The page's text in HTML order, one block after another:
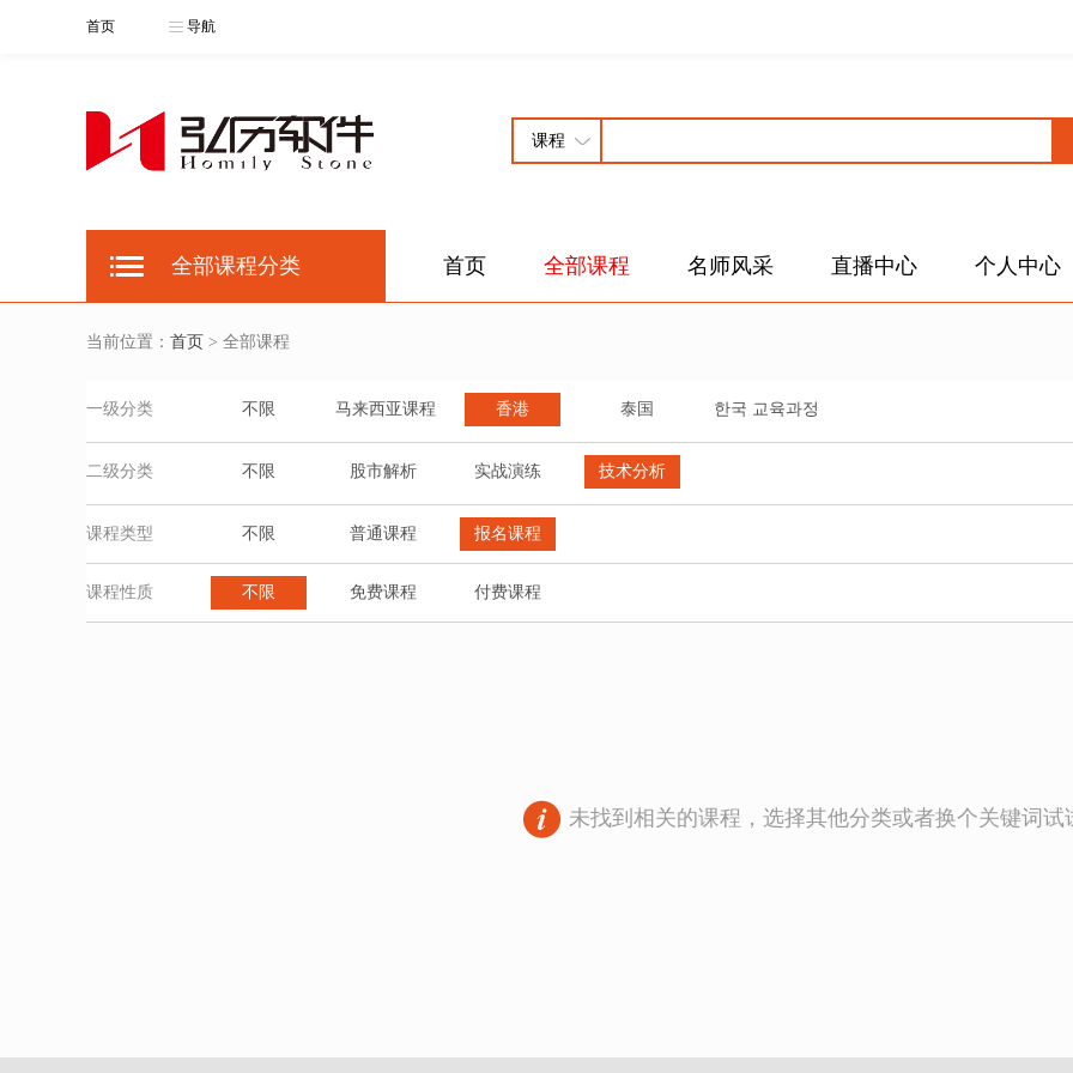
首页 导航
全部课程分类 首页 全部课程 名师风采 直播中心 个人中心
当前位置： 首页 > 全部课程
一级分类 不限 马来西亚课程 香港 泰国 한국 교육과정
二级分类 不限 股市解析 实战演练 技术分析
课程类型 不限 普通课程 报名课程
课程性质 不限 免费课程 付费课程
未找到相关的课程，选择其他分类或者换个关键词试